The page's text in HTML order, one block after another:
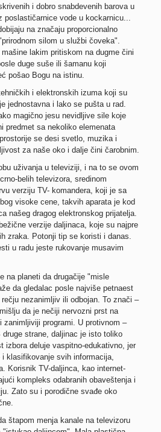
i dobro snabdevenih barova u
poslastičarnice vode u kockarnicu...
na značaju proporcionalno
silom u službi čoveka".
lakim pritiskom na dugme čini
duge suše ili šamanu koji
pošao Bogu na istinu.
i elektronskih izuma koji su
jednostavna i lako se pušta u rad.
magično jesu nevidljive sile koje
predmet sa nekoliko elemenata
se desi svetlo, muzika i
za naše oko i dalje čini čarobnim.
uživanja u televiziji, i na to se ovom
belih televizora, sredinom
verziju TV- komandera, koji je sa
visoke cene, takvih aparata je kod
našeg dragog elektronskog prijatelja.
verzije daljinaca, koje su najpre
zraka. Potonji tip se koristi i danas.
u radu jeste rukovanje musavim
na planeti da drugačije "misle
da gledalac posle najviše petnaest
nezanimljiv ili odbojan. To znači –
da je nečiji nervozni prst na
programi. U protivnom –
strane, daljinac je isto toliko
izbora deluje vaspitno-edukativno, jer
klasifikovanje svih informacija,
Korisnik TV-daljinca, kao internet-
kompleks odabranih obaveštenja i
Zato su i porodične svađe oko
štapom menja kanale na televizoru